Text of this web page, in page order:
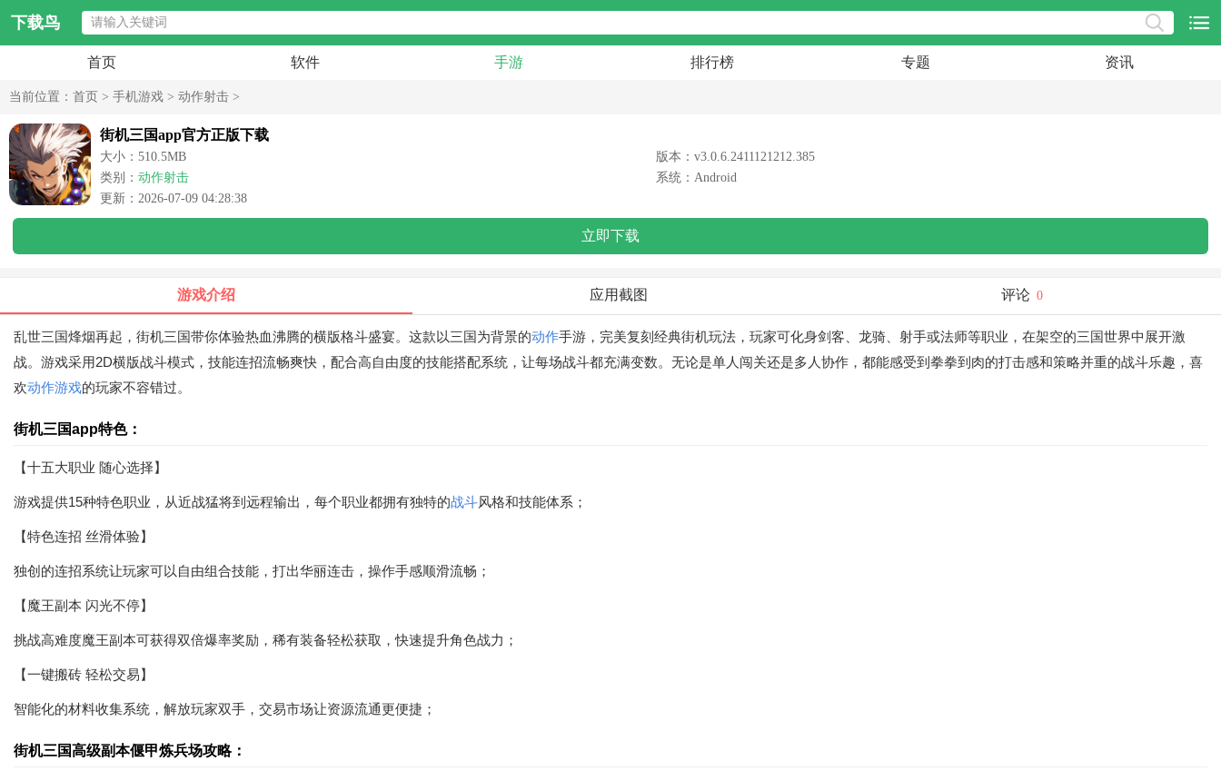
下载鸟
首页 软件 手游 排行榜 专题 资讯
当前位置： 首页 > 手机游戏 > 动作射击 >
街机三国app官方正版下载
大小：510.5MB
版本：v3.0.6.2411121212.385
类别： 动作射击
系统：Android
更新：2026-07-09 04:28:38
立即下载
游戏介绍 应用截图 评论 0
乱世三国烽烟再起，街机三国带你体验热血沸腾的横版格斗盛宴。这款以三国为背景的动作手游，完美复刻经典街机玩法，玩家可化身剑客、龙骑、射手或法师等职业，在架空的三国世界中展开激
战。游戏采用2D横版战斗模式，技能连招流畅爽快，配合高自由度的技能搭配系统，让每场战斗都充满变数。无论是单人闯关还是多人协作，都能感受到拳拳到肉的打击感和策略并重的战斗乐趣，喜
欢动作游戏的玩家不容错过。
街机三国app特色：
【十五大职业 随心选择】
游戏提供15种特色职业，从近战猛将到远程输出，每个职业都拥有独特的战斗风格和技能体系；
【特色连招 丝滑体验】
独创的连招系统让玩家可以自由组合技能，打出华丽连击，操作手感顺滑流畅；
【魔王副本 闪光不停】
挑战高难度魔王副本可获得双倍爆率奖励，稀有装备轻松获取，快速提升角色战力；
【一键搬砖 轻松交易】
智能化的材料收集系统，解放玩家双手，交易市场让资源流通更便捷；
街机三国高级副本偃甲炼兵场攻略：